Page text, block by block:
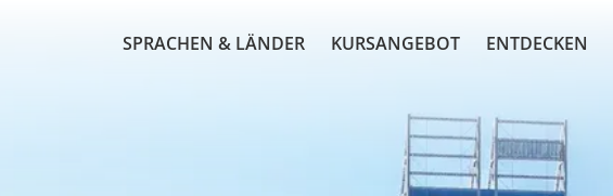
SPRACHEN & LÄNDER KURSANGEBOT ENTDECKEN